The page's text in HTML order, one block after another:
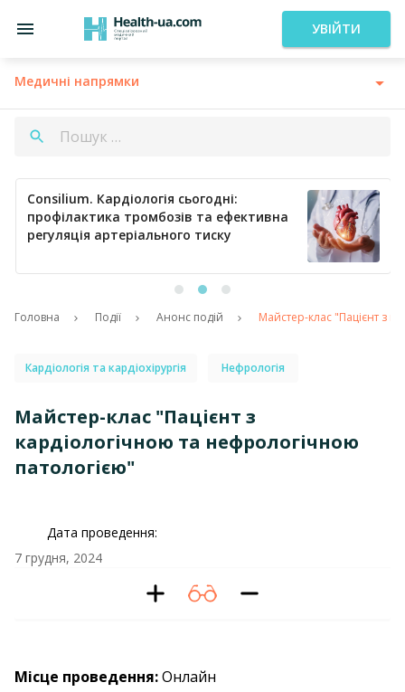
УВІЙТИ
Медичні напрямки
Consilium. Кардіологія сьогодні:
профілактика тромбозів та ефективна
регуляція артеріального тиску
Головна Події Анонс подій Майстер-клас "Пацієнт з
Кардіологія та кардіохірургія Нефрологія
Майстер-клас "Пацієнт з
кардіологічною та нефрологічною
патологією"
Дата проведення:
7 грудня, 2024
Місце проведення:Онлайн